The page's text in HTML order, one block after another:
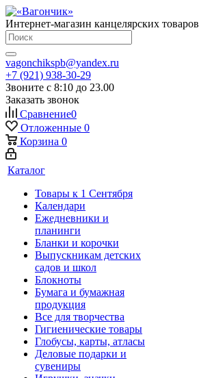
Интернет-магазин канцелярских товаров
vagonchikspb@yandex.ru
+7 (921) 938-30-29
Звоните с 8:10 до 23.00
Заказать звонок
Сравнение0
Отложенные 0
Корзина 0
Каталог
Товары к 1 Сентября
Календари
Ежедневники и
планинги
Бланки и корочки
Выпускникам детских
садов и школ
Блокноты
Бумага и бумажная
продукция
Все для творчества
Гигиенические товары
Глобусы, карты, атласы
Деловые подарки и
сувениры